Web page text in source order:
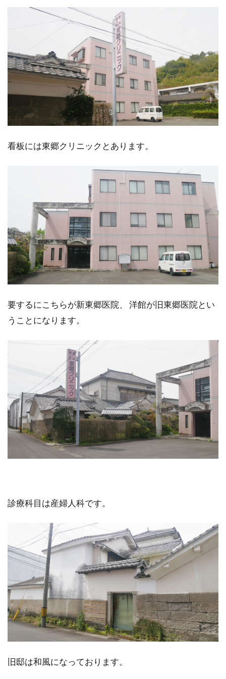
看板には東郷クリニックとあります。
要するにこちらが新東郷医院、 洋館が旧東郷医院とい
うことになります。
診療科目は産婦人科です。
旧邸は和風になっております。